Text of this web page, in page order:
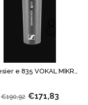
Sennhesier e 835 VOKAL MİKROFON
€171,83
€190,92